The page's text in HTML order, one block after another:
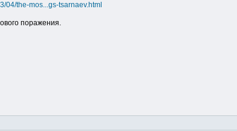
04/the-mos...gs-tsarnaev.html
поражения.